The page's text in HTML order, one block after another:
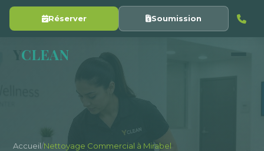
Réserver Soumission
CLEAN
Accueil/Nettoyage Commercial à Mirabel